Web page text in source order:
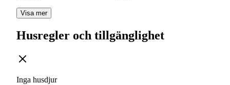
Visa mer
Husregler och tillgänglighet
Inga husdjur